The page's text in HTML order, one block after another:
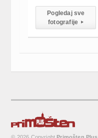
Pogledaj sve
fotografije▸